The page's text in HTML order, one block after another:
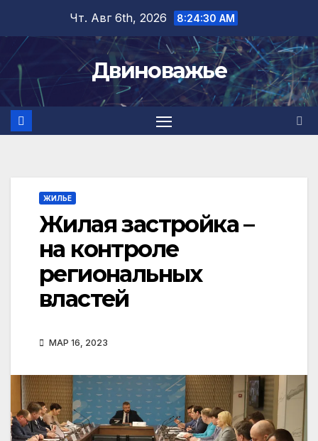
содержимому
Чт. Авг 6th, 2026 8:24:31 AM
Двиноважье
ЖИЛЬЕ
Жилая застройка –
на контроле
региональных
властей
МАР 16, 2023